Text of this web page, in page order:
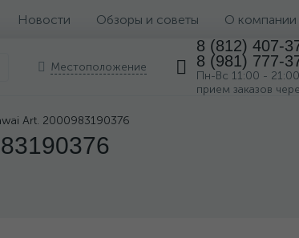
Новости Обзоры и советы О компании
Местоположение
8 (812) 407-
8 (981) 777-
Пн-Вс 11:00 - 21:00
прием заказов
Art. 2000983190376